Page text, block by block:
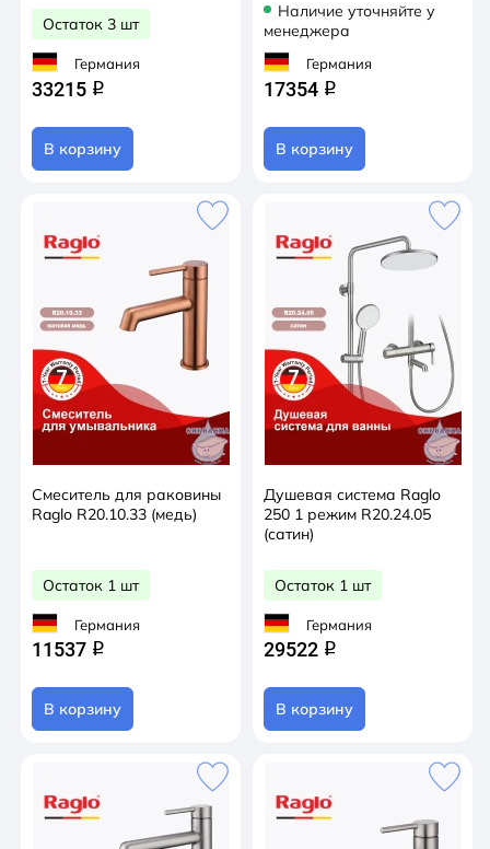
Остаток 3 шт
Германия
33215 q
В корзину
Наличие уточняйте у
менеджера
Германия
17354 q
В корзину
Смеситель для раковины
Raglo R20.10.33 (медь)
Остаток 1 шт
Германия
11537 q
В корзину
Душевая система Raglo
250 1 режим R20.24.05
(сатин)
Остаток 1 шт
Германия
29522 q
В корзину